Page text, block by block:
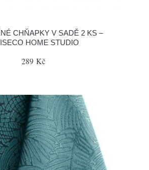
CHŇAPKY V SADĚ 2 KS –
HOME STUDIO
289 Kč